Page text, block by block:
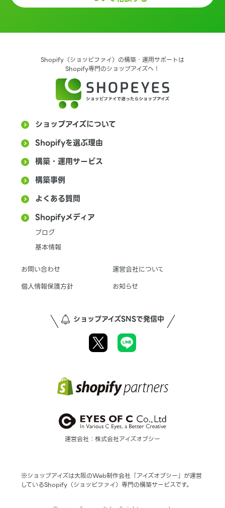
Shopify（ショッピファイ）の構築・運用サポートは
Shopify専門のショップアイズへ！
ショップアイズについて
Shopifyを選ぶ理由
構築・運用サービス
構築事例
よくある質問
Shopifyメディア
ブログ
基本情報
お問い合わせ
運営会社について
個人情報保護方針
お知らせ
ショップアイズSNSで発信中
運営会社：株式会社アイズオブシー
※ショップアイズは大阪のWeb制作会社「アイズオブシー」が運営
しているShopify（ショッピファイ）専門の構築サービスです。